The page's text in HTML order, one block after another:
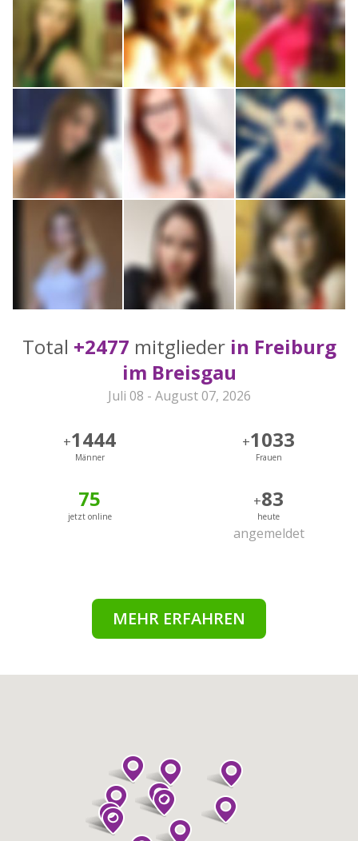
Total +2477 mitglieder in Freiburg
im Breisgau
Juli 08 - August 07, 2026
+1444
Männer
+1033
Frauen
75
jetzt online
+83
heute
angemeldet
MEHR ERFAHREN